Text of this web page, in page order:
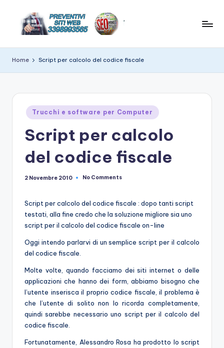
r
e
a
w
suggerimenti
Home Script per calcolo del codice fiscale
Posted
in
Trucchi e software per Computer
Script per calcolo
del codice fiscale
2 Novembre 2010 No Comments
Script per calcolo del codice fiscale : dopo tanti script
testati, alla fine credo che la soluzione migliore sia uno
script per il calcolo del codice fiscale on-line
Oggi intendo parlarvi di un semplice script per il calcolo
del codice fiscale.
Molte volte, quando facciamo dei siti internet o delle
applicazioni che hanno dei form, abbiamo bisogno che
l’utente inserisca il proprio codice fiscale, il problema è
che l’utente di solito non lo ricorda completamente,
quindi sarebbe necessario uno script per il calcolo del
codice fiscale.
Fortunatamente, Alessandro Rosa ha prodotto lo script